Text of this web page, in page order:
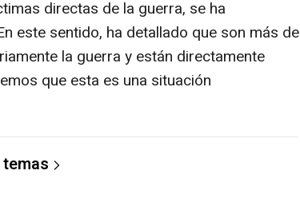
directas de la guerra, se ha
este sentido, ha detallado que son más de
la guerra y están directamente
que esta es una situación